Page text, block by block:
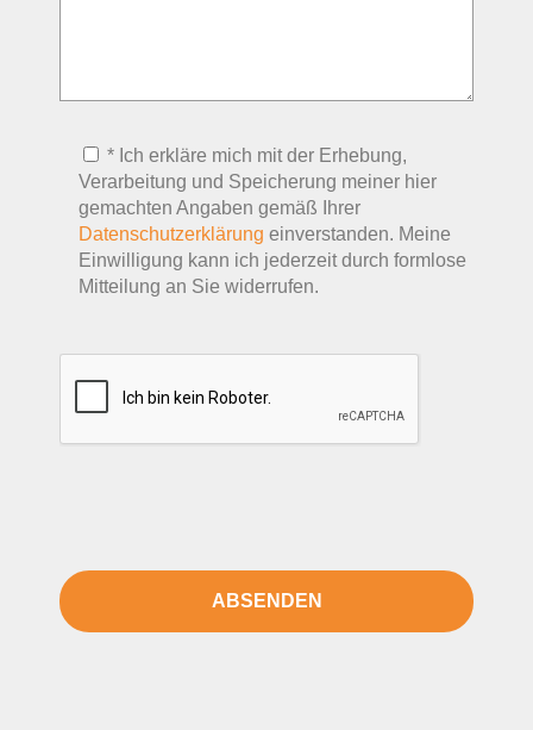
* Ich erkläre mich mit der Erhebung,
Verarbeitung und Speicherung meiner hier
gemachten Angaben gemäß Ihrer
Datenschutzerklärung einverstanden. Meine
Einwilligung kann ich jederzeit durch formlose
Mitteilung an Sie widerrufen.